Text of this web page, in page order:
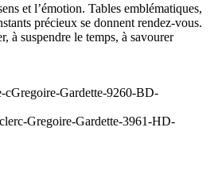
et l’émotion. Tables emblématiques,
précieux se donnent rendez-vous.
à suspendre le temps, à savourer